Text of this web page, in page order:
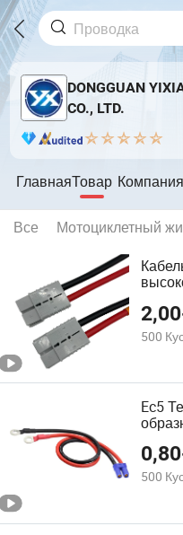
DONGGUAN
CO., LTD.
ГлавнаяТовар Компания
Все Мотоциклетный
2,00
500
Ec5
0,80
500